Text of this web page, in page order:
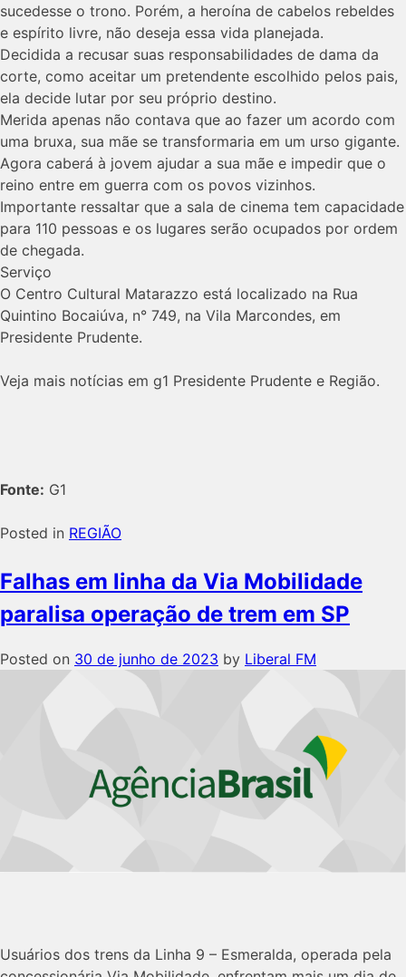
sucedesse o trono. Porém, a heroína de cabelos rebeldes
e espírito livre, não deseja essa vida planejada.
Decidida a recusar suas responsabilidades de dama da
corte, como aceitar um pretendente escolhido pelos pais,
ela decide lutar por seu próprio destino.
Merida apenas não contava que ao fazer um acordo com
uma bruxa, sua mãe se transformaria em um urso gigante.
Agora caberá à jovem ajudar a sua mãe e impedir que o
reino entre em guerra com os povos vizinhos.
Importante ressaltar que a sala de cinema tem capacidade
para 110 pessoas e os lugares serão ocupados por ordem
de chegada.
Serviço
O Centro Cultural Matarazzo está localizado na Rua
Quintino Bocaiúva, n° 749, na Vila Marcondes, em
Presidente Prudente.
Veja mais notícias em g1 Presidente Prudente e Região.
Fonte: G1
Posted in REGIÃO
Falhas em linha da Via Mobilidade
paralisa operação de trem em SP
Posted on 30 de junho de 2023 by Liberal FM
Usuários dos trens da Linha 9 – Esmeralda, operada pela